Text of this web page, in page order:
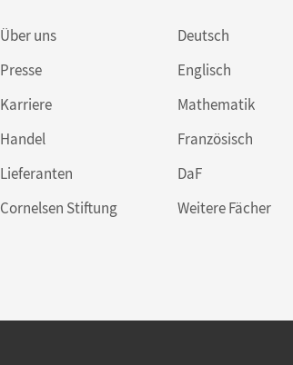
Über uns
Presse
Karriere
Handel
Lieferanten
Cornelsen Stiftung
Deutsch
Englisch
Mathematik
Französisch
DaF
Weitere Fächer